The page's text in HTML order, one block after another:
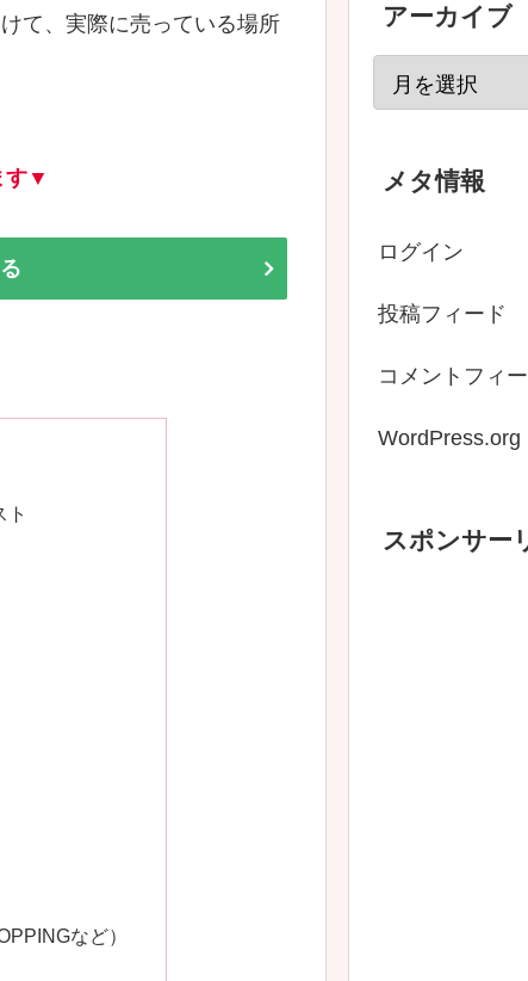
て、実際に売っている場所
す▼
ト
など）
アーカイブ
メタ情報
ログイン
投稿フィード
コメントフィ
WordPress.org
スポンサー